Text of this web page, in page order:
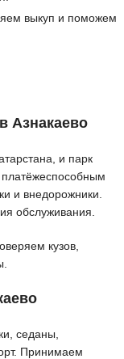
выкуп и поможем
Азнакаево
и парк
и внедорожники.
обслуживания.
кузов,
седаны,
Принимаем